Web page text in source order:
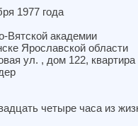
1977 года
Вятской академии
Ярославской области
ул. , дом 122, квартира
четыре часа из